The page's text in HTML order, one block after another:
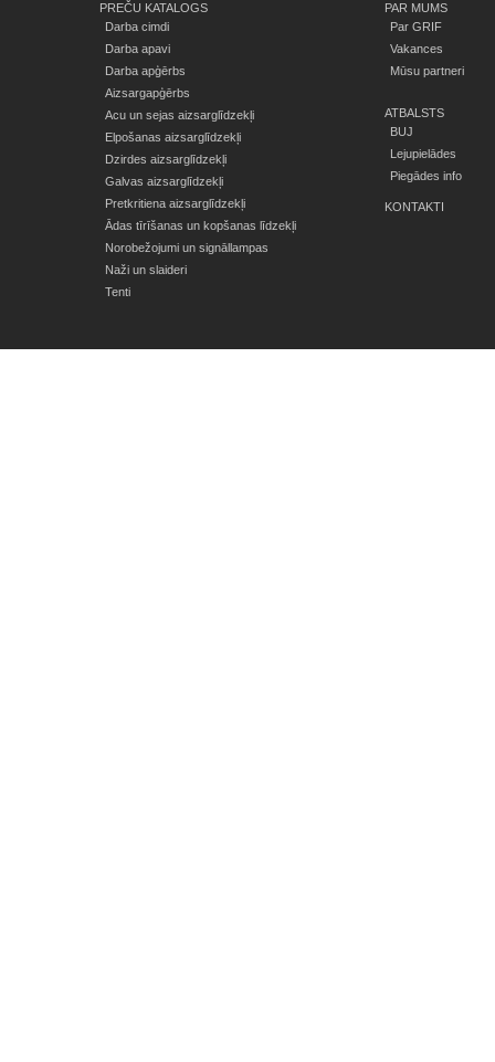
PREČU KATALOGS
Darba cimdi
Darba apavi
Darba apģērbs
Aizsargapģērbs
Acu un sejas aizsarglīdzekļi
Elpošanas aizsarglīdzekļi
Dzirdes aizsarglīdzekļi
Galvas aizsarglīdzekļi
Pretkritiena aizsarglīdzekļi
Ādas tīrīšanas un kopšanas līdzekļi
Norobežojumi un signāllampas
Naži un slaideri
Tenti
PAR MUMS
Par GRIF
Vakances
Mūsu partneri
ATBALSTS
BUJ
Lejupielādes
Piegādes info
KONTAKTI